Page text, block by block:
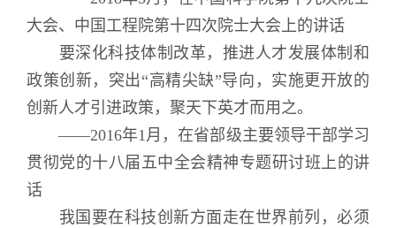
大会、中国工程院第十四次院士大会上的讲话
要深化科技体制改革，推进人才发展体制和
政策创新，突出“高精尖缺”导向，实施更开放的
创新人才引进政策，聚天下英才而用之。
——2016年1月，在省部级主要领导干部学习
贯彻党的十八届五中全会精神专题研讨班上的讲
话
我国要在科技创新方面走在世界前列，必须